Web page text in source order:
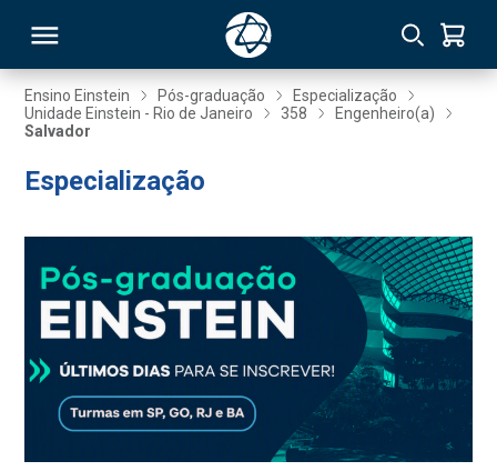
Ensino Einstein Pós-graduação
Especialização
Unidade Einstein - Rio de Janeiro
358
Engenheiro(a)
Salvador
Especialização